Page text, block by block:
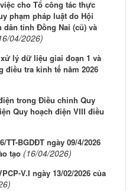
cho Tổ công tác thực
phạm pháp luật do Hội
dân tỉnh Đồng Nai (cũ) và
04/2026)
lý dữ liệu giai đoạn 1 và
điều tra kinh tế năm 2026
trong Điều chỉnh Quy
Quy hoạch điện VIII điều
BGDĐT ngày 09/4/2026
tạo (16/04/2026)
V.I ngày 13/02/2026 của